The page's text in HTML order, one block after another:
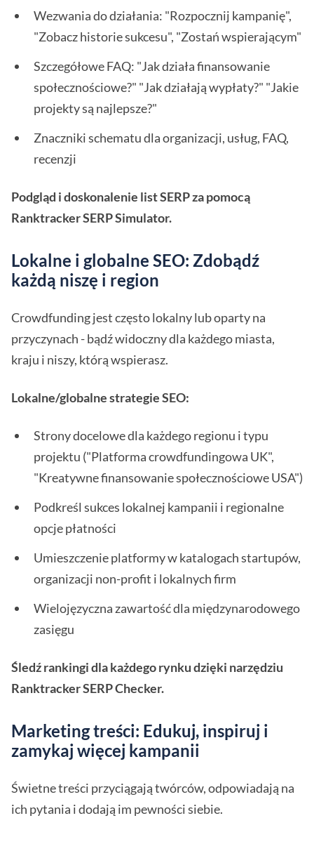
Wezwania do działania: "Rozpocznij kampanię",
"Zobacz historie sukcesu", "Zostań wspierającym"
Szczegółowe FAQ: "Jak działa finansowanie
społecznościowe?" "Jak działają wypłaty?" "Jakie
projekty są najlepsze?"
Znaczniki schematu dla organizacji, usług, FAQ,
recenzji
Podgląd i doskonalenie list SERP za pomocą
Ranktracker SERP Simulator.
Lokalne i globalne SEO: Zdobądź
każdą niszę i region
Crowdfunding jest często lokalny lub oparty na
przyczynach - bądź widoczny dla każdego miasta,
kraju i niszy, którą wspierasz.
Lokalne/globalne strategie SEO:
Strony docelowe dla każdego regionu i typu
projektu ("Platforma crowdfundingowa UK",
"Kreatywne finansowanie społecznościowe USA")
Podkreśl sukces lokalnej kampanii i regionalne
opcje płatności
Umieszczenie platformy w katalogach startupów,
organizacji non-profit i lokalnych firm
Wielojęzyczna zawartość dla międzynarodowego
zasięgu
Śledź rankingi dla każdego rynku dzięki narzędziu
Ranktracker SERP Checker.
Marketing treści: Edukuj, inspiruj i
zamykaj więcej kampanii
Świetne treści przyciągają twórców, odpowiadają na
ich pytania i dodają im pewności siebie.